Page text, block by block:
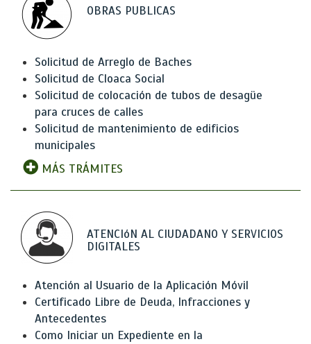
OBRAS PUBLICAS
Solicitud de Arreglo de Baches
Solicitud de Cloaca Social
Solicitud de colocación de tubos de desagüe
para cruces de calles
Solicitud de mantenimiento de edificios
municipales
MÁS TRÁMITES
ATENCIóN AL CIUDADANO Y SERVICIOS
DIGITALES
Atención al Usuario de la Aplicación Móvil
Certificado Libre de Deuda, Infracciones y
Antecedentes
Como Iniciar un Expediente en la